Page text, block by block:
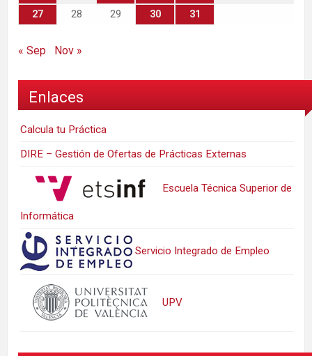
27
28 29 30 31
« Sep Nov »
Enlaces
Calcula tu Práctica
DIRE – Gestión de Ofertas de Prácticas Externas
Escuela Técnica Superior de
Informática
Servicio Integrado de Empleo
UPV